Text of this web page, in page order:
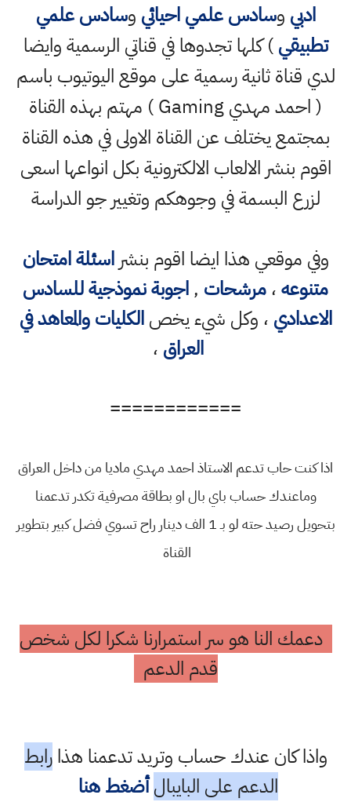
ادبي وسادس علمي احيائي وسادس علمي
تطبيقي) كلها تجدوها في قناتي الرسمية وايضا
لدي قناة ثانية رسمية على موقع اليوتيوب باسم
( احمد مهدي Gaming ) مهتم بهذه القناة
بمجتمع يختلف عن القناة الاولى في هذه القناة
اقوم بنشر الالعاب الالكترونية بكل انواعها اسعى
لزرع البسمة في وجوهكم وتغيير جو الدراسة
وفي موقعي هذا ايضا اقوم بنشراسئلة امتحان
متنوعه،مرشحات ,اجوبة نموذجية للسادس
الاعدادي ، وكل شيء يخصالكليات والمعاهد في
العراق ،
============
اذا كنت حاب تدعم الاستاذ احمد مهدي ماديا من داخل العراق
وماعندك حساب باي بال او بطاقة مصرفية تكدر تدعمنا
بتحويل رصيد حته لو بـ 1 الف دينار راح تسوي فضل كبير بتطوير
القناة
دعمك النا هو سر استمرارنا شكرا لكل شخص
قدم الدعم
واذا كان عندك حساب وتريد تدعمنا هذارابط
الدعم على البايبال أضغط هنا